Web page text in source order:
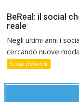
BeReal: il social
reale
Negli ultimi anni i
cercando nuove
Social network